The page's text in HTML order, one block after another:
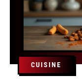
CUISINE